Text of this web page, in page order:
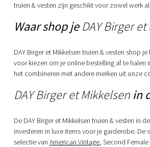
truien & vesten zijn geschikt voor zowel werk
Waar shop jeDAY Birger
DAY Birger et Mikkelsen truien & vesten shop je
voor kiezen om je online bestelling af te halen
het combineren met andere merken uit onze
DAY Birger et Mikkelsen in
De DAY Birger et Mikkelsen truien & vesten in
investeren in luxe items voor je garderobe.
selectie van American Vintage, Second